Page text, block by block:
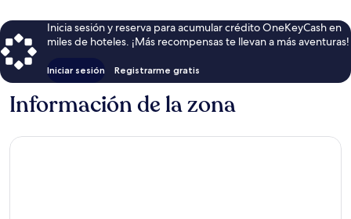
Inicia sesión y reserva para acumular crédito OneKeyCash en
miles de hoteles. ¡Más recompensas te llevan a más aventuras!
Iniciar sesión Registrarme gratis
Información de la zona